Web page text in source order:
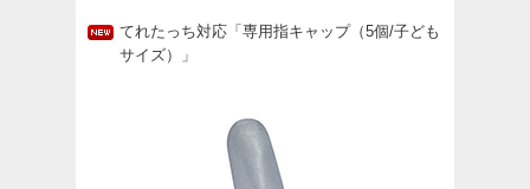
てれたっち対応「専用指キャップ（5個/子ども
サイズ）」